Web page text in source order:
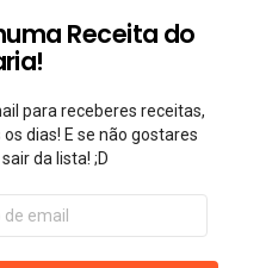
Receita do
para receberes receitas,
dias! E se não gostares
da lista! ;D